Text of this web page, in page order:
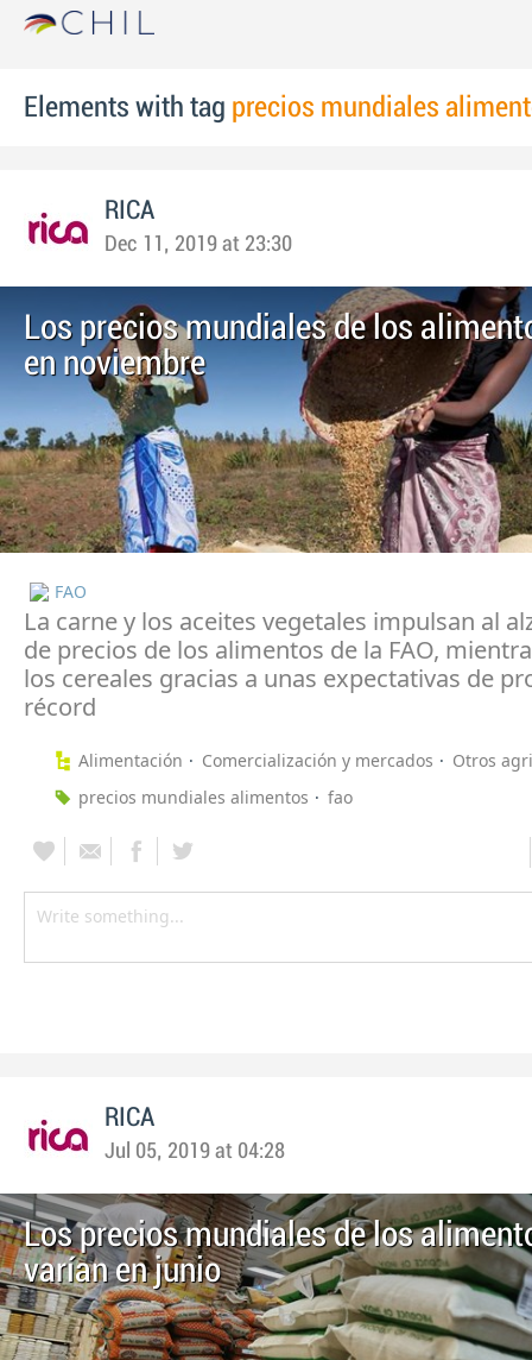
Elements with tag precios mundiales
RICA
Dec 11, 2019 at 23:30
Los precios mundiales de los
en noviembre
FAO
La carne y los aceites vegetales impulsan al
de precios de los alimentos de la FAO,
los cereales gracias a unas expectativas de
récord
Alimentación Comercialización y mercados
Otros
precios mundiales alimentos
fao
RICA
Jul 05, 2019 at 04:28
Los precios mundiales de los
varían en junio